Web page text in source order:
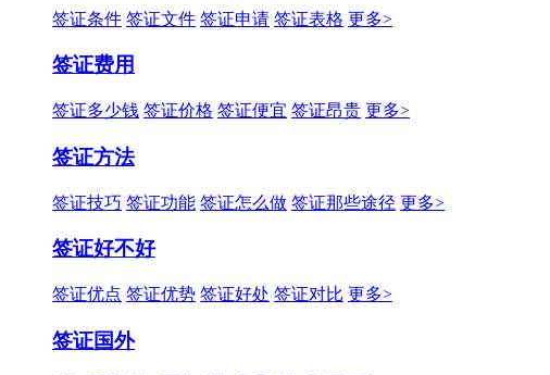
签证条件 签证文件 签证申请 签证表格 更多>
签证费用
签证多少钱 签证价格 签证便宜 签证昂贵 更多>
签证方法
签证技巧 签证功能 签证怎么做 签证那些途径 更多>
签证好不好
签证优点 签证优势 签证好处 签证对比 更多>
签证国外